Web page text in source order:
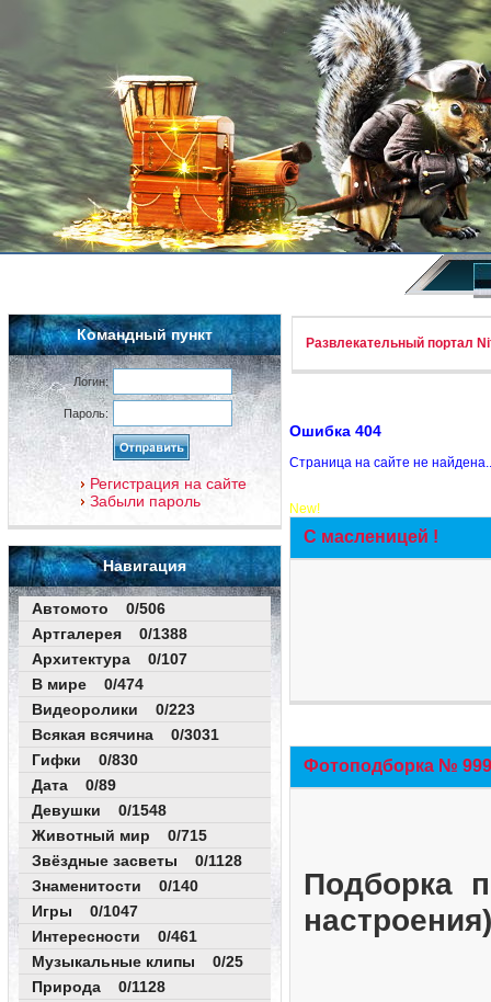
Командный пункт
Логин:
Пароль:
Регистрация на сайте
Забыли пароль
Навигация
Автомото 0/506
Артгалерея 0/1388
Архитектура 0/107
В мире 0/474
Видеоролики 0/223
Всякая всячина 0/3031
Гифки 0/830
Дата 0/89
Девушки 0/1548
Животный мир 0/715
Звёздные засветы 0/1128
Знаменитости 0/140
Игры 0/1047
Интересности 0/461
Музыкальные клипы 0/25
Природа 0/1128
Развлекательный портал
Ошибка 404
Страница на сайте не
New!
С масленицей !
Фотоподборка №
Подборка